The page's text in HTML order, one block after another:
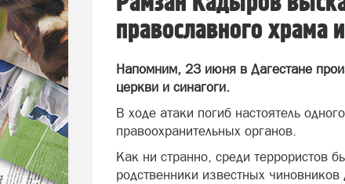
православного храма
Напомним, 23 июня в Дагестане
церкви и синагоги.
В ходе атаки погиб настоятель
правоохранительных органов.
Как ни странно, среди террористов
родственники известных